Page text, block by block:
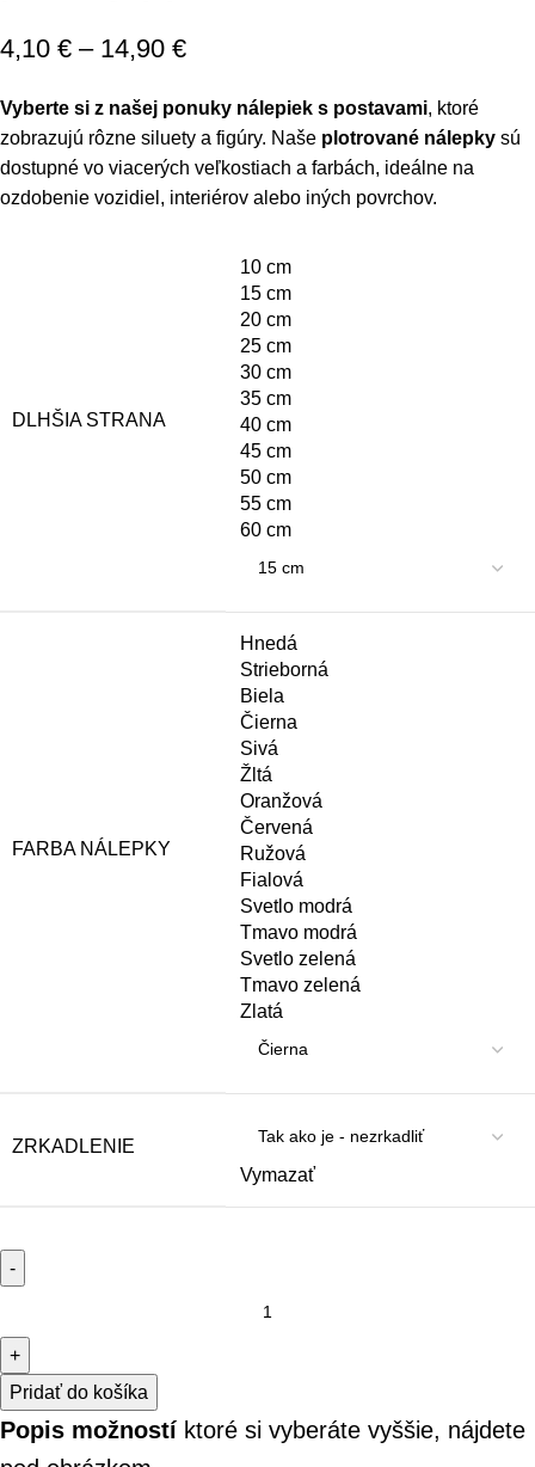
4,10 € – 14,90 €
Vyberte si z našej ponuky nálepiek s postavami, ktoré
zobrazujú rôzne siluety a figúry. Naše plotrované nálepky sú
dostupné vo viacerých veľkostiach a farbách, ideálne na
ozdobenie vozidiel, interiérov alebo iných povrchov.
DLHŠIA STRANA
10 cm
15 cm
20 cm
25 cm
30 cm
35 cm
40 cm
45 cm
50 cm
55 cm
60 cm
FARBA NÁLEPKY
Hnedá
Strieborná
Biela
Čierna
Sivá
Žltá
Oranžová
Červená
Ružová
Fialová
Svetlo modrá
Tmavo modrá
Svetlo zelená
Tmavo zelená
Zlatá
ZRKADLENIE
Vymazať
Pridať do košíka
Popis možností ktoré si vyberáte vyššie, nájdete